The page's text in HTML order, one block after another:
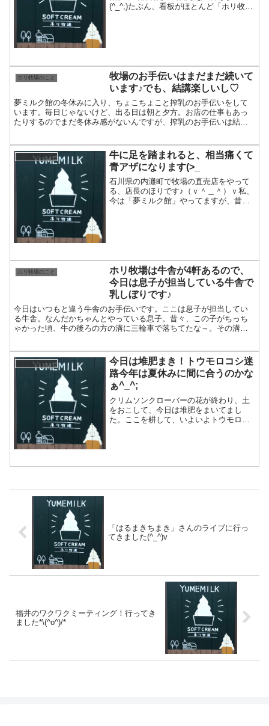
(^_^;)たぶん、看板がほとんど「ホリ牧
ホリ牧場のこと
牧場のお手伝いはまだまだ続いて
います♪でも、結講楽しいし♡
夢ミルク館の冬休みに入り、ちょこちょこと搾乳のお手伝いをして
います。毎日じゃないけど、出る日は朝と夕方。お店の仕事もあっ
たりするのでまだ冬休み感がないんですが、搾乳のお手伝いは結構
ホリ牧場のこと
牛に足を踏まれると、相当痛くて
青アザになります(>_
石川県の内灘町で牧場の直売店をやって
る、店長のほりです♪（ｖ＾＿＾）ｖ私、
今は「夢ミルク館」やってますが、昔は
ホリ牧場のこと
ホリ牧場は牛舎が4軒あるので、
今日は息子が担当している牛舎で
乳しぼりです♪
今日はいつもと違う牛舎のお手伝いです。ここは息子が担当してい
る牛舎。なんだかちゃんとやっている息子。昔々、この子がちっち
ゃかった頃、牛の後ろの方の溝に三輪車で落ちてたな～。その溝
ホリ牧場のこと
今日は堆肥まき！トウモロコシ迷
路今年は夏休みに間に合うのかな
ぁ^_^;
クリムソンクローバーの花が終わり、土
をおこして、今日は堆肥をまいてまし
た。ここを耕して、いよいよトウモロコ
「はるまきちまき」さんのライブに行っ
てきました(^_^)v
福井のワクワクミーティング！行ってき
ました*\(^o^)/*